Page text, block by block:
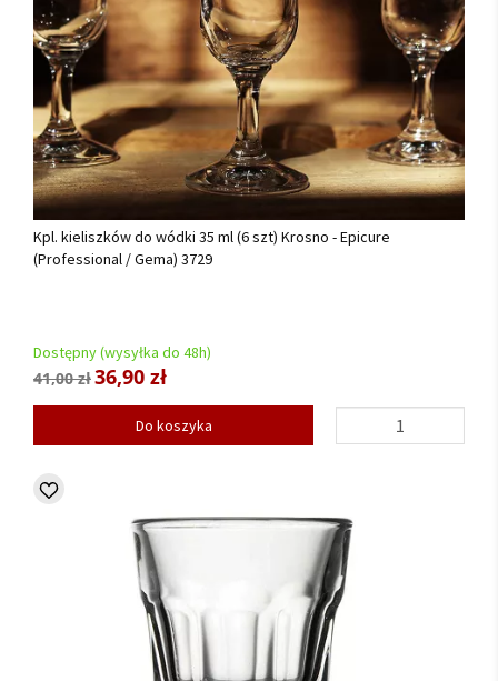
Kpl. kieliszków do wódki 35 ml (6 szt) Krosno - Epicure
(Professional / Gema) 3729
Dostępny (wysyłka do 48h)
41,00 zł36,90 zł
Do koszyka